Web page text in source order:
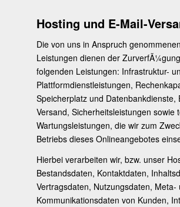
Hosting und E-Mail-
Die von uns in Anspruch
Leistungen dienen der
folgenden Leistungen: Infrastruktur-
Plattformdienstleistungen,
Speicherplatz und Datenbankdienste,
Versand, Sicherheitsleistungen sowie
Wartungsleistungen, die wir zum
Betriebs dieses Onlineangebotes
Hierbei verarbeiten wir, bzw. unser
Bestandsdaten, Kontaktdaten,
Vertragsdaten, Nutzungsdaten, Meta-
Kommunikationsdaten von Kunden,